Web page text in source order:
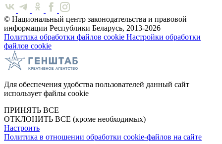
© Национальный центр законодательства и правовой
информации Республики Беларусь, 2013-2026
Политика обработки файлов cookie Настройки обработки
файлов cookie
Для обеспечения удобства пользователей данный сайт
использует файлы cookie
ПРИНЯТЬ ВСЕ
ОТКЛОНИТЬ ВСЕ (кроме необходимых)
Настроить
Политика в отношении обработки cookie-файлов на сайте